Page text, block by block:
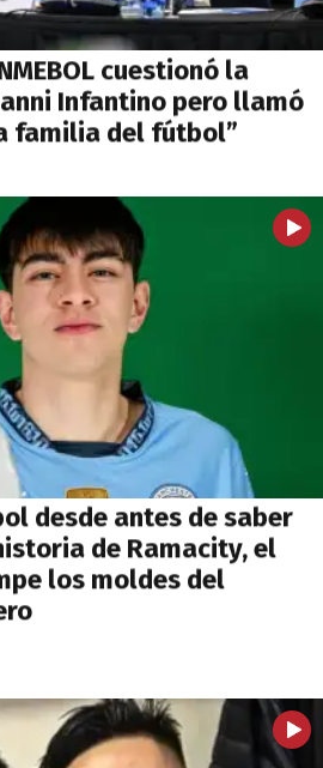
cuestionó la
Infantino pero llamó
familia del fútbol”
desde antes de saber
de Ramacity, el
los moldes del